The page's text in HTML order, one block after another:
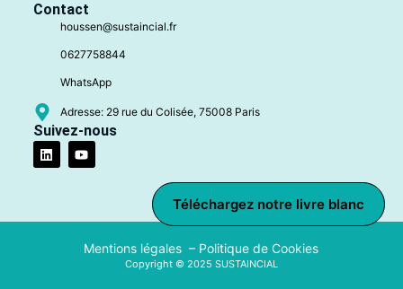
Contact
houssen@sustaincial.fr
0627758844
WhatsApp
Adresse: 29 rue du Colisée, 75008 Paris
Suivez-nous
Téléchargez notre livre blanc
Mentions légales – Politique de Cookies
Copyright © 2025 SUSTAINCIAL